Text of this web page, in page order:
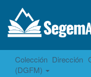
Colección Dirección
(DGFM)